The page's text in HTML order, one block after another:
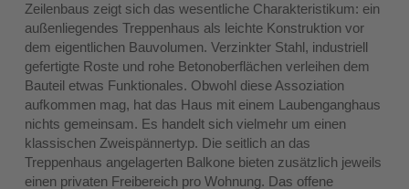
Zeilenbaus zeigt sich das wesentliche Charakteristikum: ein
außenliegendes Treppenhaus als leichte Konstruktion vor
dem eigentlichen Bauvolumen. Verzinkter Stahl, industriell
gefertigte Roste und rohe Betonoberflächen verleihen dem
Bauteil etwas Funktionales. Obwohl diese Assoziation
aufkommen mag, hat das Haus mit einem Laubenganghaus
nichts gemeinsam. Es handelt sich vielmehr um einen
klassischen Zweispännertyp. Die seitlich an das
Treppenhaus angelagerten Balkone bieten zusätzlich jeweils
einen privaten Freibereich pro Wohnung. Das offene